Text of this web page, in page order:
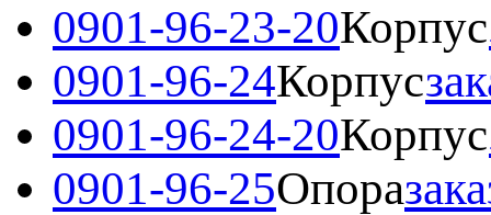
0901-96-23-20Корпус
0901-96-24Корпус
0901-96-24-20Корпус
0901-96-25Опора